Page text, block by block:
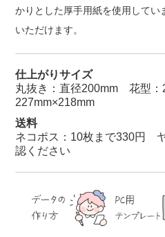
かりとした厚手用紙を使用して
いただけます。
仕上がりサイズ
丸抜き：直径200mm 花型
227mm×218mm
送料
ネコポス：10枚まで330円
認ください